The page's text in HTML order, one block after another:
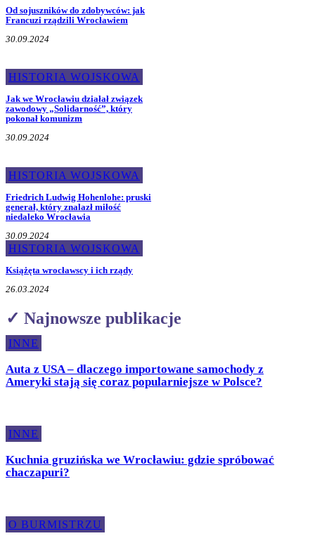
Od sojuszników do zdobywców: jak
Francuzi rządzili Wrocławiem
30.09.2024
HISTORIA WOJSKOWA
Jak we Wrocławiu działał związek
zawodowy „Solidarność”, który
pokonał komunizm
30.09.2024
HISTORIA WOJSKOWA
Friedrich Ludwig Hohenlohe: pruski
generał, który znalazł miłość
niedaleko Wrocławia
30.09.2024
HISTORIA WOJSKOWA
Książęta wrocławscy i ich rządy
26.03.2024
✓ Najnowsze publikacje
INNE
Auta z USA – dlaczego importowane samochody z
Ameryki stają się coraz popularniejsze w Polsce?
INNE
Kuchnia gruzińska we Wrocławiu: gdzie spróbować
chaczapuri?
O BURMISTRZU